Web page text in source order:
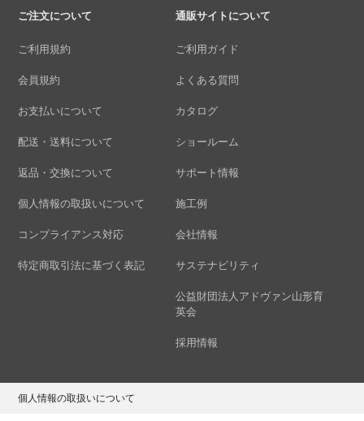
ご注文について
ご利用規約
会員規約
お支払いについて
配送・送料について
返品・交換について
個人情報の取扱いについて
コンプライアンス対応
特定商取引法に基づく表記
通販サイトについて
ご利用ガイド
よくある質問
カタログ
ショールーム
サポート情報
施工例
会社情報
サステナビリティ
公益財団法人アドヴァン山形育
英会
採用情報
個人情報の取扱いについて